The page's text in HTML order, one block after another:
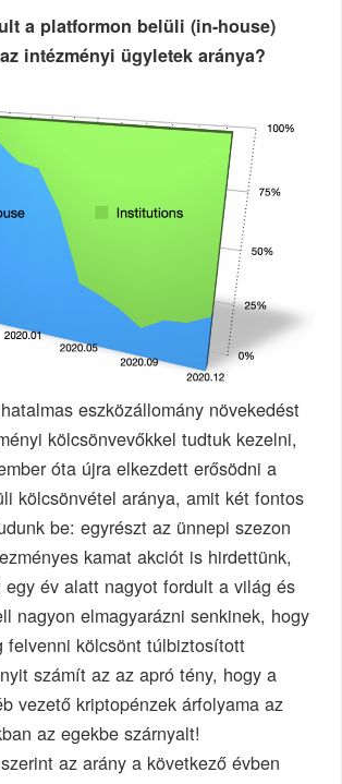
a platformon belüli (in-house)
intézményi ügyletek aránya?
eszközállomány növekedést
kölcsönvevőkkel tudtuk kezelni,
óta újra elkezdett erősödni a
kölcsönvétel aránya, amit két fontos
be: egyrészt az ünnepi szezon
kamat akciót is hirdettünk,
egy év alatt nagyot fordult a világ és
nagyon elmagyarázni senkinek, hogy
felvenni kölcsönt túlbiztosított
számít az az apró tény, hogy a
vezető kriptopénzek árfolyama az
az egekbe szárnyalt!
az arány a következő évben